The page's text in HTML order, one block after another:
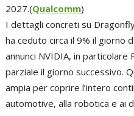
2027.(Qualcomm)
I dettagli concreti su
ha ceduto circa il 9% il giorno
annunci NVIDIA, in particolare
parziale il giorno successivo.
ampia per coprire l’intero
automotive, alla robotica e ai